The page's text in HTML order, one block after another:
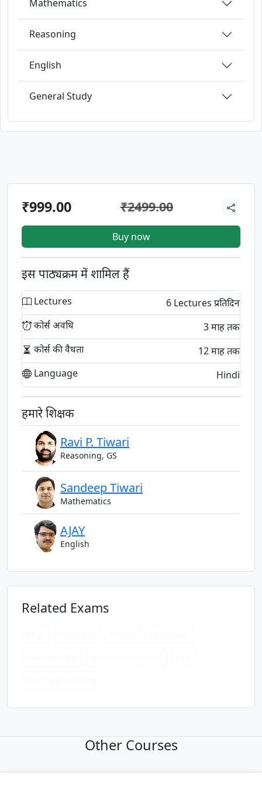
Mathematics
Reasoning
English
General Study
₹999.00 ₹2499.00
Buy now
इस पाठ्यक्रम में शामिल हैं
Lectures
6 Lectures प्रतिदिन
कोर्स अवधि
3 माह तक
कोर्स की वैधता
12 माह तक
Language
Hindi
हमारे शिक्षक
Ravi P. Tiwari
Reasoning, GS
Sandeep Tiwari
Mathematics
AJAY
English
Related Exams
Other Courses